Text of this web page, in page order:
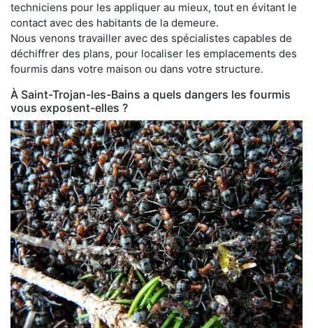
techniciens pour les appliquer au mieux, tout en évitant le
contact avec des habitants de la demeure.
Nous venons travailler avec des spécialistes capables de
déchiffrer des plans, pour localiser les emplacements des
fourmis dans votre maison ou dans votre structure.
À Saint-Trojan-les-Bains a quels dangers les fourmis
vous exposent-elles ?